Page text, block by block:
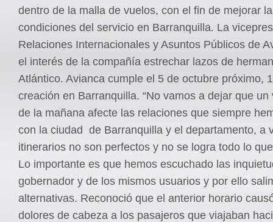
dentro de la malla de vuelos, con el fin de mejorar
condiciones del servicio en Barranquilla. La
Relaciones Internacionales y Asuntos Públicos de
el interés de la compañía estrechar lazos de
Atlántico. Avianca cumple el 5 de octubre próximo,
creación en Barranquilla. “No vamos a dejar que un
de la mañana afecte las relaciones que siempre
con la ciudad de Barranquilla y el departamento, a
itinerarios no son perfectos y no se logra todo lo
Lo importante es que hemos escuchado las
gobernador y de los mismos usuarios y por ello
alternativas. Reconoció que el anterior horario
dolores de cabeza a los pasajeros que viajaban